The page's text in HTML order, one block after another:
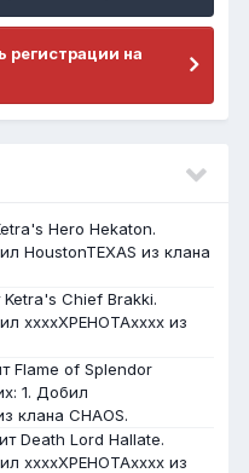
регистрации на
Hero Hekaton.
HoustonTEXAS из клана
Ketra's Chief Brakki.
ххххХРЕНОТАхххх из
Flame of Splendor
1. Добил
клана CHAOS.
Death Lord Hallate.
ххххХРЕНОТАхххх из